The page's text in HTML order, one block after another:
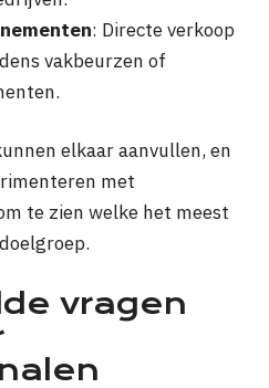
: Directe verkoop
vakbeurzen of
elkaar aanvullen, en
met
te zien welke het meest
vragen